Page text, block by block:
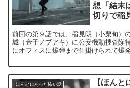
想「結末
切りで稲
前回の第９話では、稲見朗（小栗旬）
城（金子ノブアキ）に公安機動捜査隊
にオフィスに爆弾まで仕掛けられて爆
ほんとにあった怖い話
【ほん